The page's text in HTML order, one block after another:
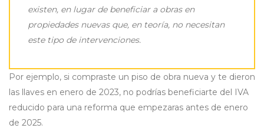
existen, en lugar de beneficiar a obras en
propiedades nuevas que, en teoría, no necesitan
este tipo de intervenciones.
Por ejemplo, si compraste un piso de obra nueva y te dieron
las llaves en enero de 2023, no podrías beneficiarte del IVA
reducido para una reforma que empezaras antes de enero
de 2025.